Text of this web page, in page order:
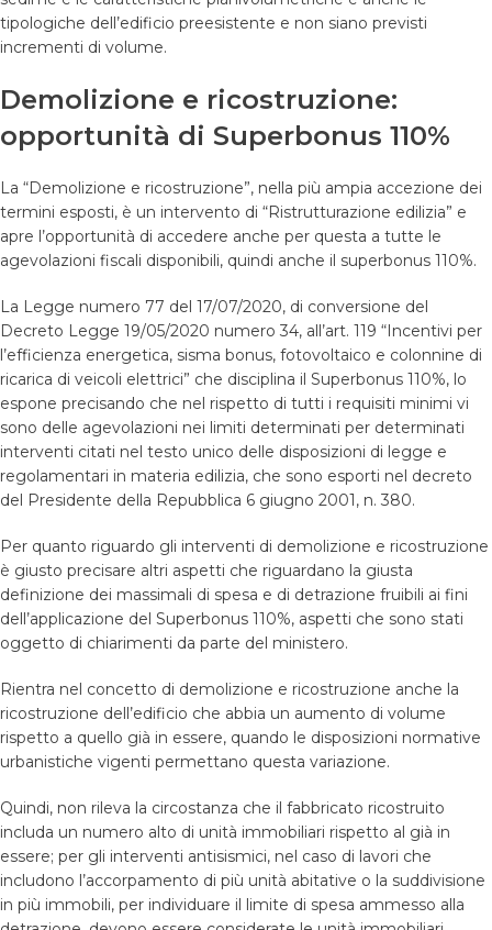
tipologiche dell’edificio preesistente e non siano previsti
incrementi di volume.
Demolizione e ricostruzione:
opportunità di Superbonus 110%
La “Demolizione e ricostruzione”, nella più ampia accezione dei
termini esposti, è un intervento di “Ristrutturazione edilizia” e
apre l’opportunità di accedere anche per questa a tutte le
agevolazioni fiscali disponibili, quindi anche il superbonus 110%.
La Legge numero 77 del 17/07/2020, di conversione del
Decreto Legge 19/05/2020 numero 34, all’art. 119 “Incentivi per
l’efficienza energetica, sisma bonus, fotovoltaico e colonnine di
ricarica di veicoli elettrici” che disciplina il Superbonus 110%, lo
espone precisando che nel rispetto di tutti i requisiti minimi vi
sono delle agevolazioni nei limiti determinati per determinati
interventi citati nel testo unico delle disposizioni di legge e
regolamentari in materia edilizia, che sono esporti nel decreto
del Presidente della Repubblica 6 giugno 2001, n. 380.
Per quanto riguardo gli interventi di demolizione e ricostruzione
è giusto precisare altri aspetti che riguardano la giusta
definizione dei massimali di spesa e di detrazione fruibili ai fini
dell’applicazione del Superbonus 110%, aspetti che sono stati
oggetto di chiarimenti da parte del ministero.
Rientra nel concetto di demolizione e ricostruzione anche la
ricostruzione dell’edificio che abbia un aumento di volume
rispetto a quello già in essere, quando le disposizioni normative
urbanistiche vigenti permettano questa variazione.
Quindi, non rileva la circostanza che il fabbricato ricostruito
includa un numero alto di unità immobiliari rispetto al già in
essere; per gli interventi antisismici, nel caso di lavori che
includono l’accorpamento di più unità abitative o la suddivisione
in più immobili, per individuare il limite di spesa ammesso alla